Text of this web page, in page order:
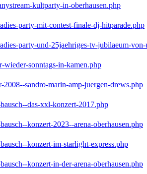
kultparty-in-oberhausen.php
party-mit-contest-finale-dj-hitparade.php
party-und-25jaehriges-tv-jubilaeum-
wieder-sonntags-in-kamen.php
2008--sandro-marin-amp-juergen-drews.php
das-xxl-konzert-2017.php
konzert-2023--arena-oberhausen.php
konzert-im-starlight-express.php
konzert-in-der-arena-oberhausen.php